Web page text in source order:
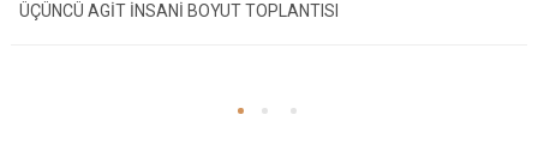
ÜÇÜNCÜ AGİT İNSANİ BOYUT TOPLANTISI